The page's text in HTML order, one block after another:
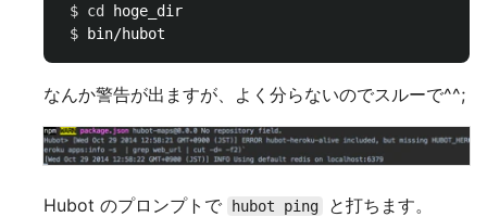
$ cd
hoge_dir
$
なんか警告が出ますが、よく分らないのでスルーで^^;
Hubot のプロンプトで hubot ping と打ちます。